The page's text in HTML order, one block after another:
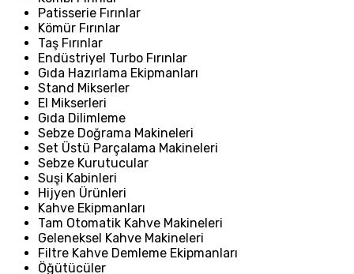
Patisserie Fırınlar
Kömür Fırınlar
Taş Fırınlar
Endüstriyel Turbo Fırınlar
Gıda Hazırlama Ekipmanları
Stand Mikserler
El Mikserleri
Gıda Dilimleme
Sebze Doğrama Makineleri
Set Üstü Parçalama Makineleri
Sebze Kurutucular
Suşi Kabinleri
Hijyen Ürünleri
Kahve Ekipmanları
Tam Otomatik Kahve Makineleri
Geleneksel Kahve Makineleri
Filtre Kahve Demleme Ekipmanları
Öğütücüler